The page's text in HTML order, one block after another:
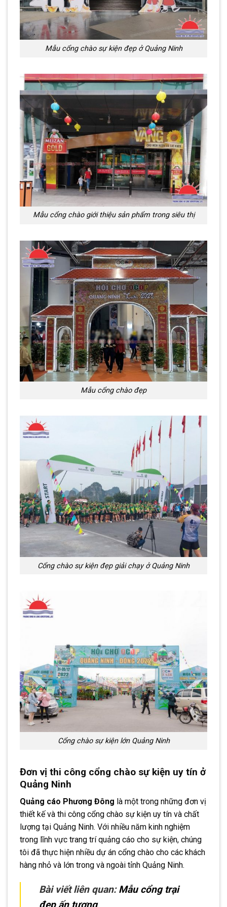
Mẫu cổng chào sự kiện đẹp ở Quảng Ninh
Mẫu cổng chào giới thiệu sản phẩm trong siêu thị
Mẫu cổng chào đẹp
Cổng chào sự kiện đẹp giải chạy ở Quảng Ninh
Cổng chào sự kiện lớn Quảng Ninh
Đơn vị thi công cổng chào sự kiện uy tín ở
Quảng Ninh
Quảng cáo Phương Đông là một trong những đơn vị
thiết kế và thi công cổng chào sự kiện uy tín và chất
lượng tại Quảng Ninh. Với nhiều năm kinh nghiệm
trong lĩnh vực trang trí quảng cáo cho sự kiện, chúng
tôi đã thực hiện nhiều dự án cổng chào cho các khách
hàng nhỏ và lớn trong và ngoài tỉnh Quảng Ninh.
Bài viết liên quan:Mẫu cổng trại